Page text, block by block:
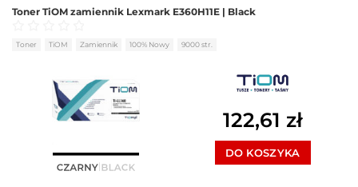
Toner TiOM zamiennik Lexmark E360H11E | Black
Oceniono0na 5
Toner TiOM Zamiennik 100% Nowy 9000 str.
122,61 zł
DO KOSZYKA